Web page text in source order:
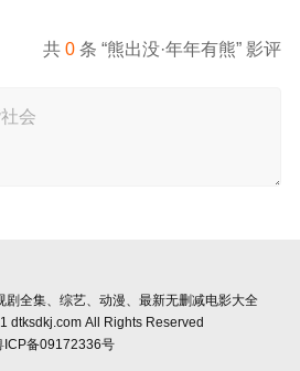
共0 条 “熊出没·年年有熊” 影评
剧全集、综艺、动漫、最新无删减电影大全
dtksdkj.com All Rights Reserved
ICP备09172336号